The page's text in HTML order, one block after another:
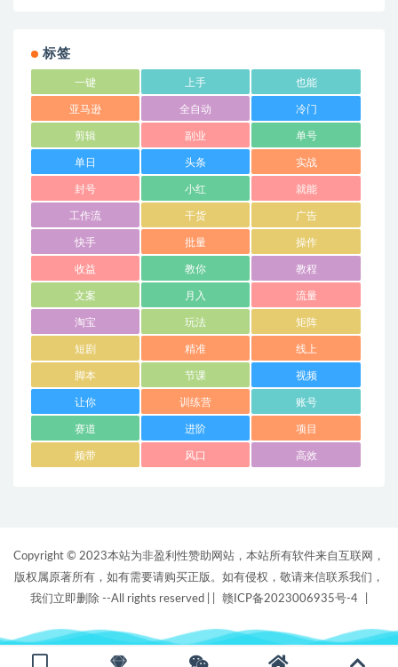
标签
一键 上手 也能
亚马逊 全自动 冷门
剪辑 副业 单号
单日 头条 实战
封号 小红 就能
工作流 干货 广告
快手 批量 操作
收益 教你 教程
文案 月入 流量
淘宝 玩法 矩阵
短剧 精准 线上
脚本 节课 视频
让你 训练营 账号
赛道 进阶 项目
频带 风口 高效
Copyright © 2023本站为非盈利性赞助网站，本站所有软件来自互联网，
版权属原著所有，如有需要请购买正版。如有侵权，敬请来信联系我们，
我们立即删除 --All rights reserved |
赣ICP备2023006935号-4